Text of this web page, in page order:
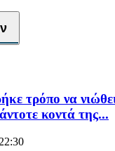
τρόπο να
κοντά της...